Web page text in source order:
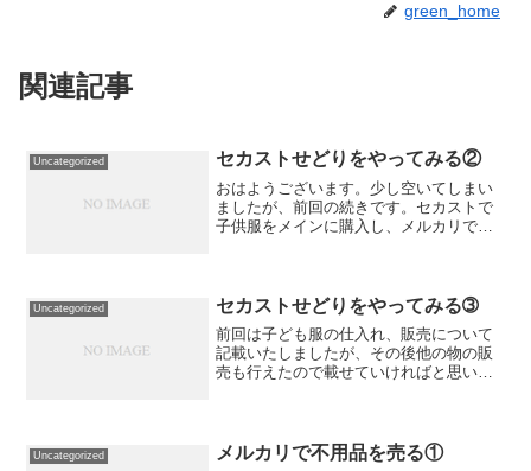
green_home
関連記事
Uncategorized セカストせどりをやってみる②
おはようございます。少し空いてしまい
ましたが、前回の続きです。セカストで
子供服をメインに購入し、メルカリで販
販売価格は2,000円、手...
Uncategorized セカストせどりをやってみる➂
前回は子ども服の仕入れ、販売について
記載いたしましたが、その後他の物の販
売も行えたので載せていければと思いま
は495円で、...
Uncategorized メルカリで不用品を売る①